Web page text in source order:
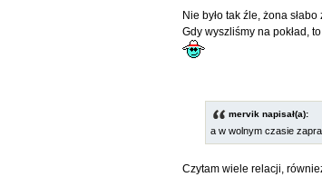
Nie było tak źle, żona
Gdy wyszliśmy na pokład,
mervik napisał(a):
a w wolnym czasie
Czytam wiele relacji,